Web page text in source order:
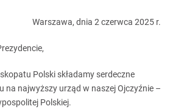
Warszawa, dnia 2 czerwca 2025 r.
Polski składamy serdeczne
na najwyższy urząd w naszej Ojczyźnie –
Polskiej.